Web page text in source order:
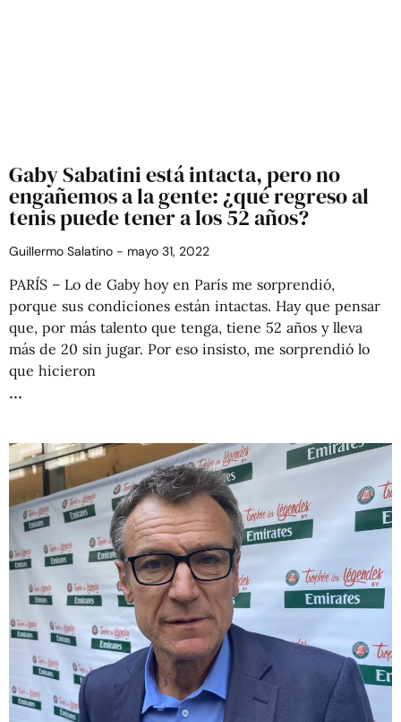
Gaby Sabatini está intacta, pero no
engañemos a la gente: ¿qué regreso al
tenis puede tener a los 52 años?
Guillermo Salatino mayo 31, 2022
PARÍS – Lo de Gaby hoy en París me sorprendió,
porque sus condiciones están intactas. Hay que pensar
que, por más talento que tenga, tiene 52 años y lleva
más de 20 sin jugar. Por eso insisto, me sorprendió lo
que hicieron